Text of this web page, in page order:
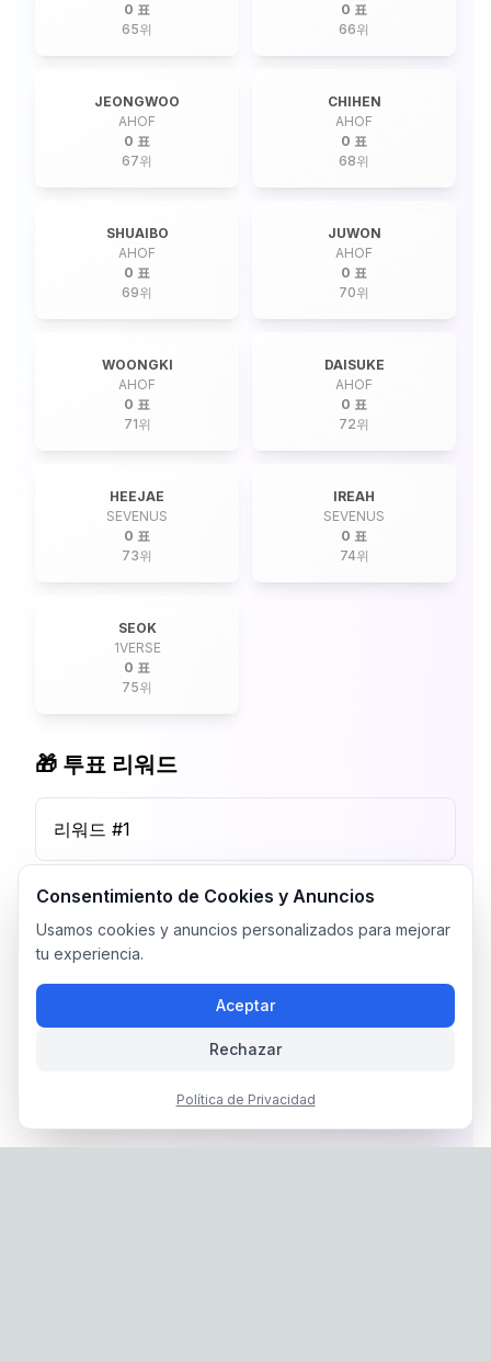
0 표
65위
0 표
66위
JEONGWOO
AHOF
0 표
67위
CHIHEN
AHOF
0 표
68위
SHUAIBO
AHOF
0 표
69위
JUWON
AHOF
0 표
70위
WOONGKI
AHOF
0 표
71위
DAISUKE
AHOF
0 표
72위
HEEJAE
SEVENUS
0 표
73위
IREAH
SEVENUS
0 표
74위
SEOK
1VERSE
0 표
75위
🎁 투표 리워드
리워드 #1
Consentimiento de Cookies y Anuncios
Usamos cookies y anuncios personalizados para mejorar
tu experiencia.
Aceptar
Rechazar
Política de Privacidad